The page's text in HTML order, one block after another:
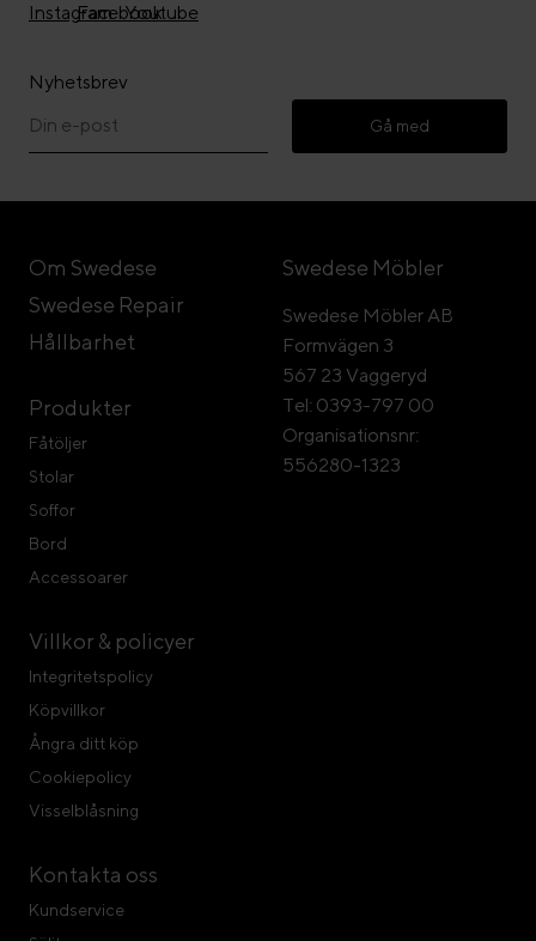
Nyhetsbrev
Gå med
Om Swedese
Swedese Repair
Hållbarhet
Produkter
Fåtöljer
Stolar
Soffor
Bord
Accessoarer
Villkor & policyer
Integritetspolicy
Köpvillkor
Ångra ditt köp
Cookiepolicy
Visselblåsning
Kontakta oss
Kundservice
Swedese Möbler
Swedese Möbler AB
Formvägen 3
567 23 Vaggeryd
Tel: 0393-797 00
Organisationsnr:
556280-1323